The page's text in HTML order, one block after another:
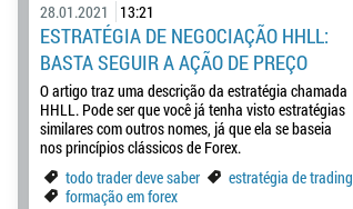
28.01.2021 13:21
ESTRATÉGIA DE NEGOCIAÇÃO HHLL:
BASTA SEGUIR A AÇÃO DE PREÇO
O artigo traz uma descrição da estratégia chamada
HHLL. Pode ser que você já tenha visto estratégias
similares com outros nomes, já que ela se baseia
nos princípios clássicos de Forex.
todo trader deve saber
estratégia de trading
formação em forex